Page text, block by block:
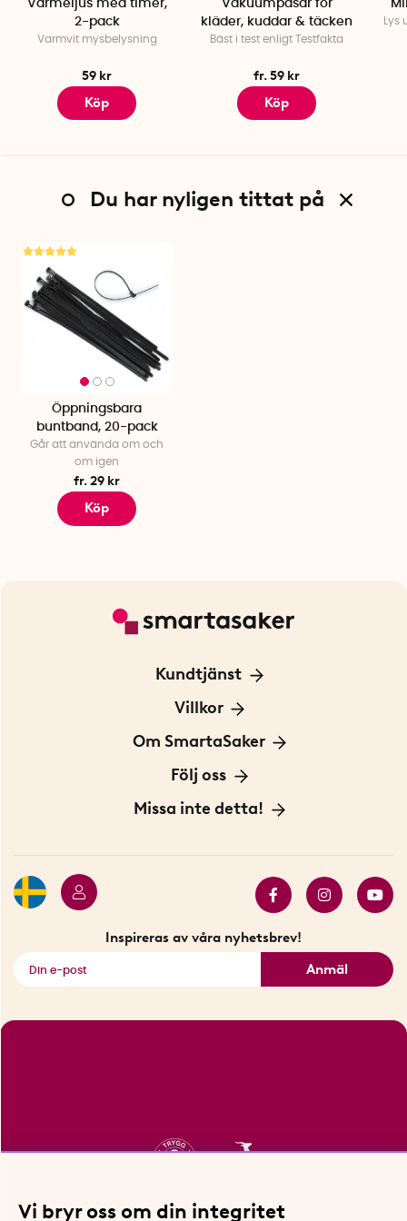
Värmeljus med timer,
2-pack
Varmvit mysbelysning
59 kr
Köp
Vakuumpåsar för
kläder, kuddar & täcken
Bäst i test enligt Testfakta
fr. 59 kr
Köp
Du har nyligen tittat på
Öppningsbara
buntband, 20-pack
Går att använda om och
om igen
fr. 29 kr
Köp
Kundtjänst
Kontakta oss
För Företag
Villkor
Frakt och leverans
Personuppgiftspolicy
Om SmartaSaker
Om oss
Vår historia
Följ oss
Blogg: Smarta tips
Missa inte detta!
Inspireras av våra nyhetsbrev!
Anmäl
Vi bryr oss om din integritet